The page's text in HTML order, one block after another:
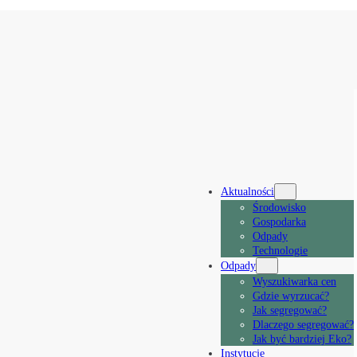
Aktualności
Środowisko
Gospodarka
Odpady
Technologie
Odpady
Wyszukiwarka cen
Gdzie wyrzucać?
Jak segregować?
Dlaczego segregować?
Jak być bardziej Eko?
Instytucje